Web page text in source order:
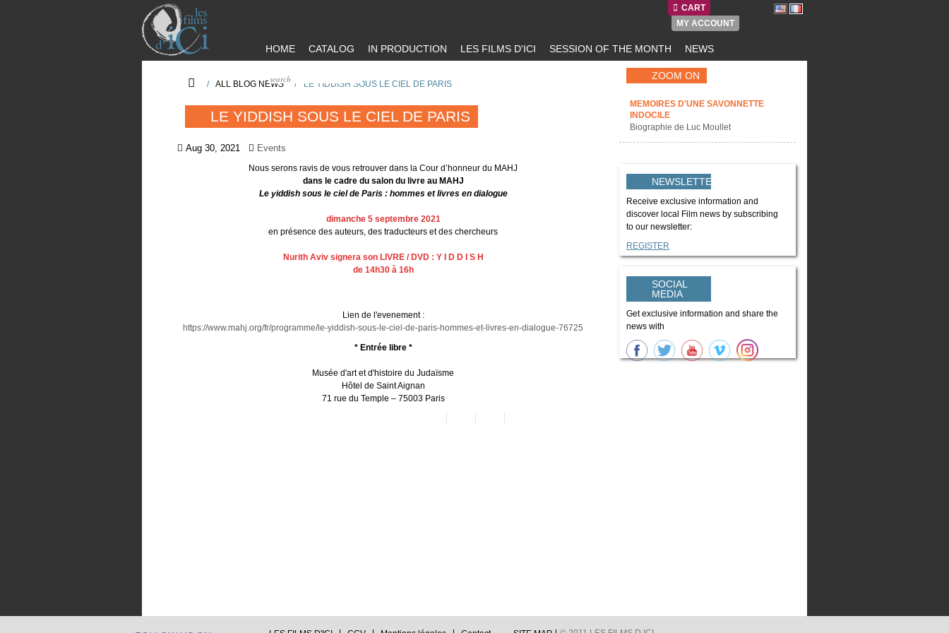
CART
MY ACCOUNT
HOME CATALOG IN PRODUCTION LES FILMS D'ICI SESSION OF THE MONTH NEWS
/ ALL BLOG NEWS / LE YIDDISH SOUS LE CIEL DE PARIS
LE YIDDISH SOUS LE CIEL DE PARIS
Aug 30, 2021 Events
Nous serons ravis de vous retrouver dans la Cour d’honneur du MAHJ
dans le cadre du salon du livre au MAHJ
Le yiddish sous le ciel de Paris : hommes et livres en dialogue
dimanche 5 septembre 2021
en présence des auteurs, des traducteurs et des chercheurs
Nurith Aviv signera son LIVRE / DVD : Y I D D I S H
de 14h30 à 16h
Lien de l'evenement :
https://www.mahj.org/fr/programme/le-yiddish-sous-le-ciel-de-paris-hommes-et-livres-en-dialogue-76725
* Entrée libre *
Musée d'art et d'histoire du Judaïsme
Hôtel de Saint Aignan
71 rue du Temple – 75003 Paris
ZOOM ON
MEMOIRES D'UNE SAVONNETTE
INDOCILE
Biographie de Luc Moullet
NEWSLETTER
Receive exclusive information and
discover local Film news by subscribing
to our newsletter:
REGISTER
SOCIAL
MEDIA
Get exclusive information and share the
news with